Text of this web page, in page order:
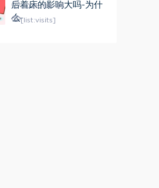
后着床的影响大吗-为什
么-
2025-06-05
[list:visits]